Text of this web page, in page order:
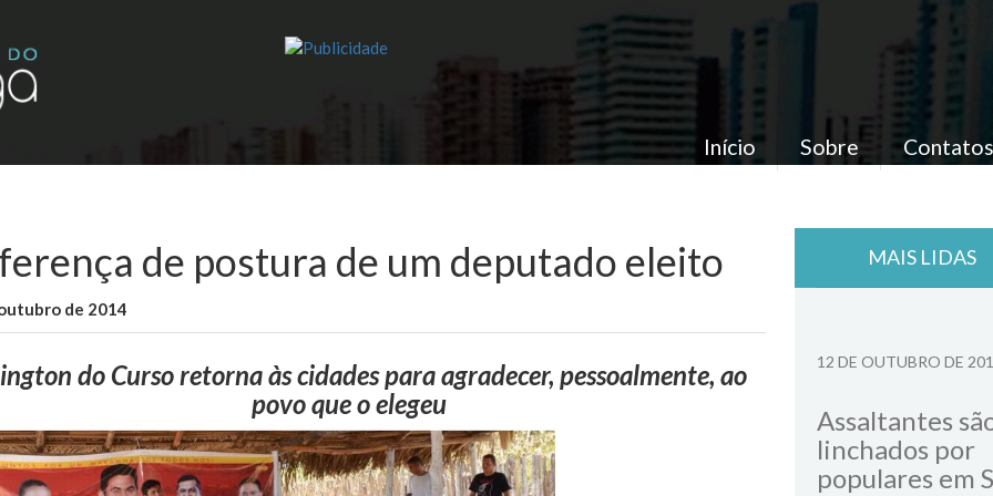
Início Sobre Contatos
de postura de um deputado eleito
de 2014
do Curso retorna às cidades para agradecer, pessoalmente, ao
povo que o elegeu
MAIS LIDAS
12 DE OUTUBRO DE
Assaltantes
linchados por
populares em